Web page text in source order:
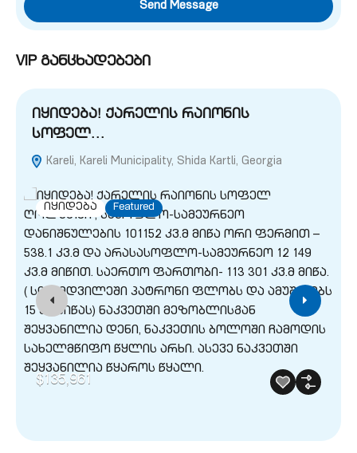
Send Message
VIP განცხადებები
იყიდება! ქარელის რაიონის
სოფელ…
Kareli, Kareli Municipality, Shida Kartli, Georgia
იყიდება Featured
$135,961